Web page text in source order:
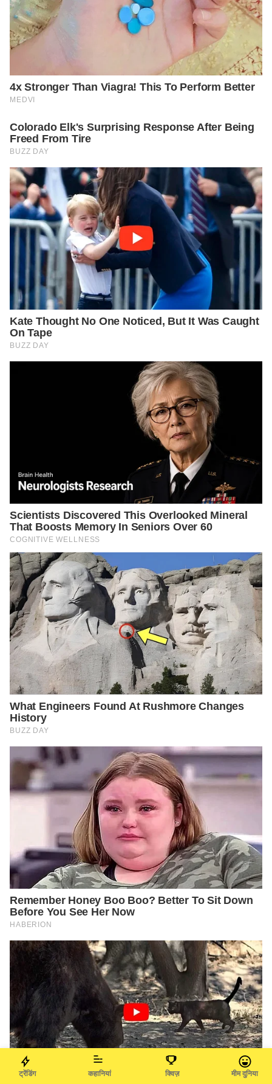
ट्रेंडिंग कहानियां क्विज़ मीम दुनिया